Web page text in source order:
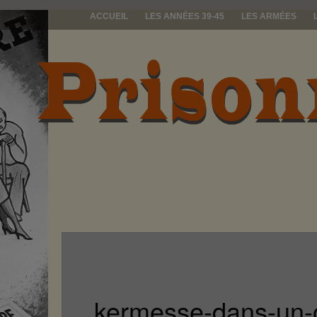
ACCUEIL LES ANNÉES 39-45 LES ARMÉES
prisonniers